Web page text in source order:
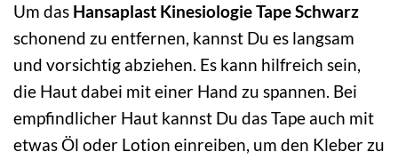
Um das Hansaplast Kinesiologie Tape Schwarz
schonend zu entfernen, kannst Du es langsam
und vorsichtig abziehen. Es kann hilfreich sein,
die Haut dabei mit einer Hand zu spannen. Bei
empfindlicher Haut kannst Du das Tape auch mit
etwas Öl oder Lotion einreiben, um den Kleber zu